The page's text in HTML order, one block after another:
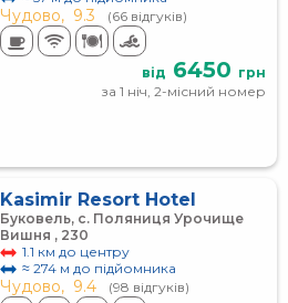
Чудово, 9.3 (66 відгуків)
від 6450 грн
за 1 ніч, 2-місний номер
Kasimir Resort Hotel
Буковель, с. Поляниця Урочище
Вишня , 230
1.1 км до центру
≈ 274 м до підйомника
Чудово, 9.4 (98 відгуків)